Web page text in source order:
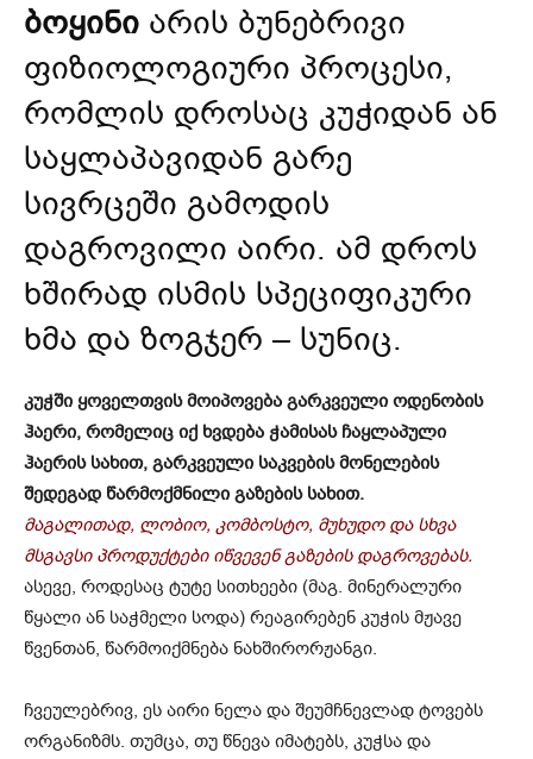
ბოყინი არის ბუნებრივი
ფიზიოლოგიური პროცესი,
რომლის დროსაც კუჭიდან ან
საყლაპავიდან გარე
სივრცეში გამოდის
დაგროვილი აირი. ამ დროს
ხშირად ისმის სპეციფიკური
ხმა და ზოგჯერ – სუნიც.
კუჭში ყოველთვის მოიპოვება გარკვეული ოდენობის
ჰაერი, რომელიც იქ ხვდება ჭამისას ჩაყლაპული
ჰაერის სახით, გარკვეული საკვების მონელების
შედეგად წარმოქმნილი გაზების სახით.
მაგალითად, ლობიო, კომბოსტო, მუხუდო და სხვა
მსგავსი პროდუქტები იწვევენ გაზების დაგროვებას.
ასევე, როდესაც ტუტე სითხეები (მაგ. მინერალური
წყალი ან საჭმელი სოდა) რეაგირებენ კუჭის მჟავე
წვენთან, წარმოიქმნება ნახშირორჟანგი.
ჩვეულებრივ, ეს აირი ნელა და შეუმჩნევლად ტოვებს
ორგანიზმს. თუმცა, თუ წნევა იმატებს, კუჭსა და